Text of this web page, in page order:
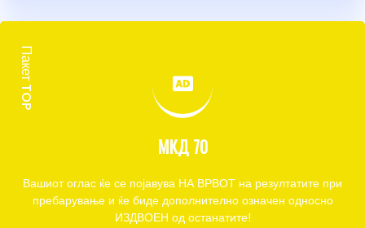
Пакет TOP
МКД 70
Вашиот оглас ќе се појавува НА ВРВОТ на резултатите при
пребарување и ќе биде дополнително означен односно
ИЗДВОЕН од останатите!